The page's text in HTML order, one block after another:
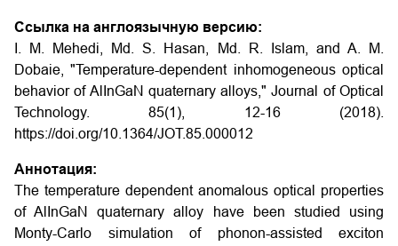
Ссылка на англоязычную версию:
I. M. Mehedi, Md. S. Hasan, Md. R. Islam, and A. M.
Dobaie, "Temperature-dependent inhomogeneous optical
behavior of AlInGaN quaternary alloys," Journal of Optical
Technology. 85(1), 12-16 (2018).
https://doi.org/10.1364/JOT.85.000012
Аннотация:
The temperature dependent anomalous optical properties
of AlInGaN quaternary alloy have been studied using
Monty-Carlo simulation of phonon-assisted exciton